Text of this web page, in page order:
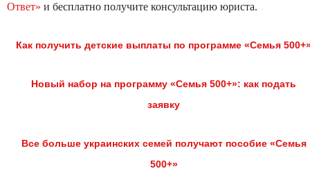
Ответ» и бесплатно получите консультацию юриста.
Как получить детские выплаты по программе «Семья
Новый набор на программу «Семья 500+»: как подать
заявку
Все больше украинских семей получают пособие «Семья
500+»